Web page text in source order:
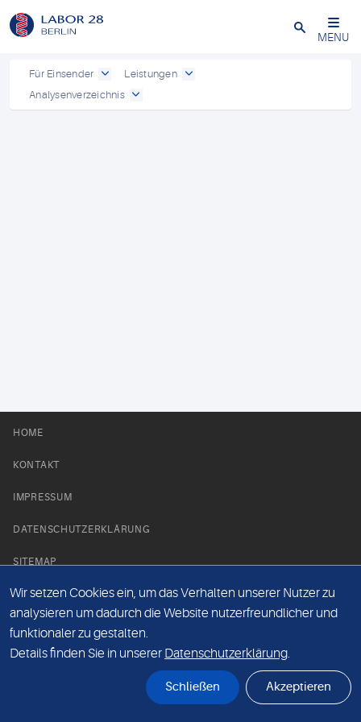
Schließen
MENU
Für Einsender
Leistungen
Analysenverzeichnis
HOME
KONTAKT
IMPRESSUM
DATENSCHUTZERKLÄRUNG
SITEMAP
NEWS PARTNER
Wir setzen Cookies ein, um das Verhalten unserer Nutzer zu
analysieren um dadurch die Website nutzerfreundlicher und
funktionaler zu gestalten.
Details finden Sie in unserer Datenschutzerklärung.
Schließen Akzeptieren